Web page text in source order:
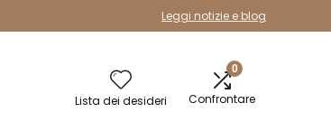
Leggi notizie e blog
Lista dei desideri
0
Confrontare